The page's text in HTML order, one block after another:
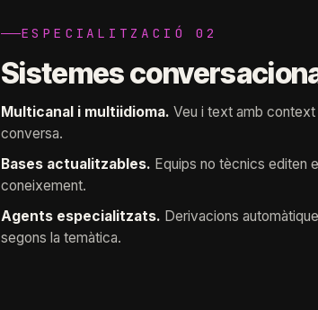
ESPECIALITZACIÓ 02
Sistemes
Multicanal i multiidioma. Veu i text amb context
conversa.
Bases actualitzables. Equips no tècnics editen el
coneixement.
Agents especialitzats. Derivacions
segons la temàtica.